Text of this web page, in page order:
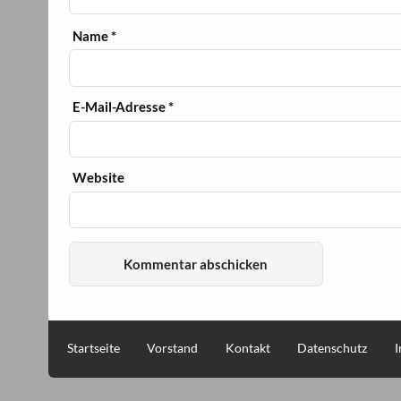
Name*
E-Mail-Adresse*
Website
Startseite Vorstand Kontakt Datenschutz